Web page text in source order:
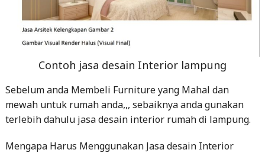
Contoh jasa desain Interior lampung
Sebelum anda Membeli Furniture yang Mahal dan
mewah untuk rumah anda,,, sebaiknya anda gunakan
terlebih dahulu jasa desain interior rumah di lampung.
Mengapa Harus Menggunakan Jasa desain Interior